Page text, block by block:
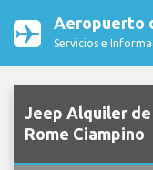
Aeropuerto
Servicios e
Jeep Alquiler
Rome Ciampino